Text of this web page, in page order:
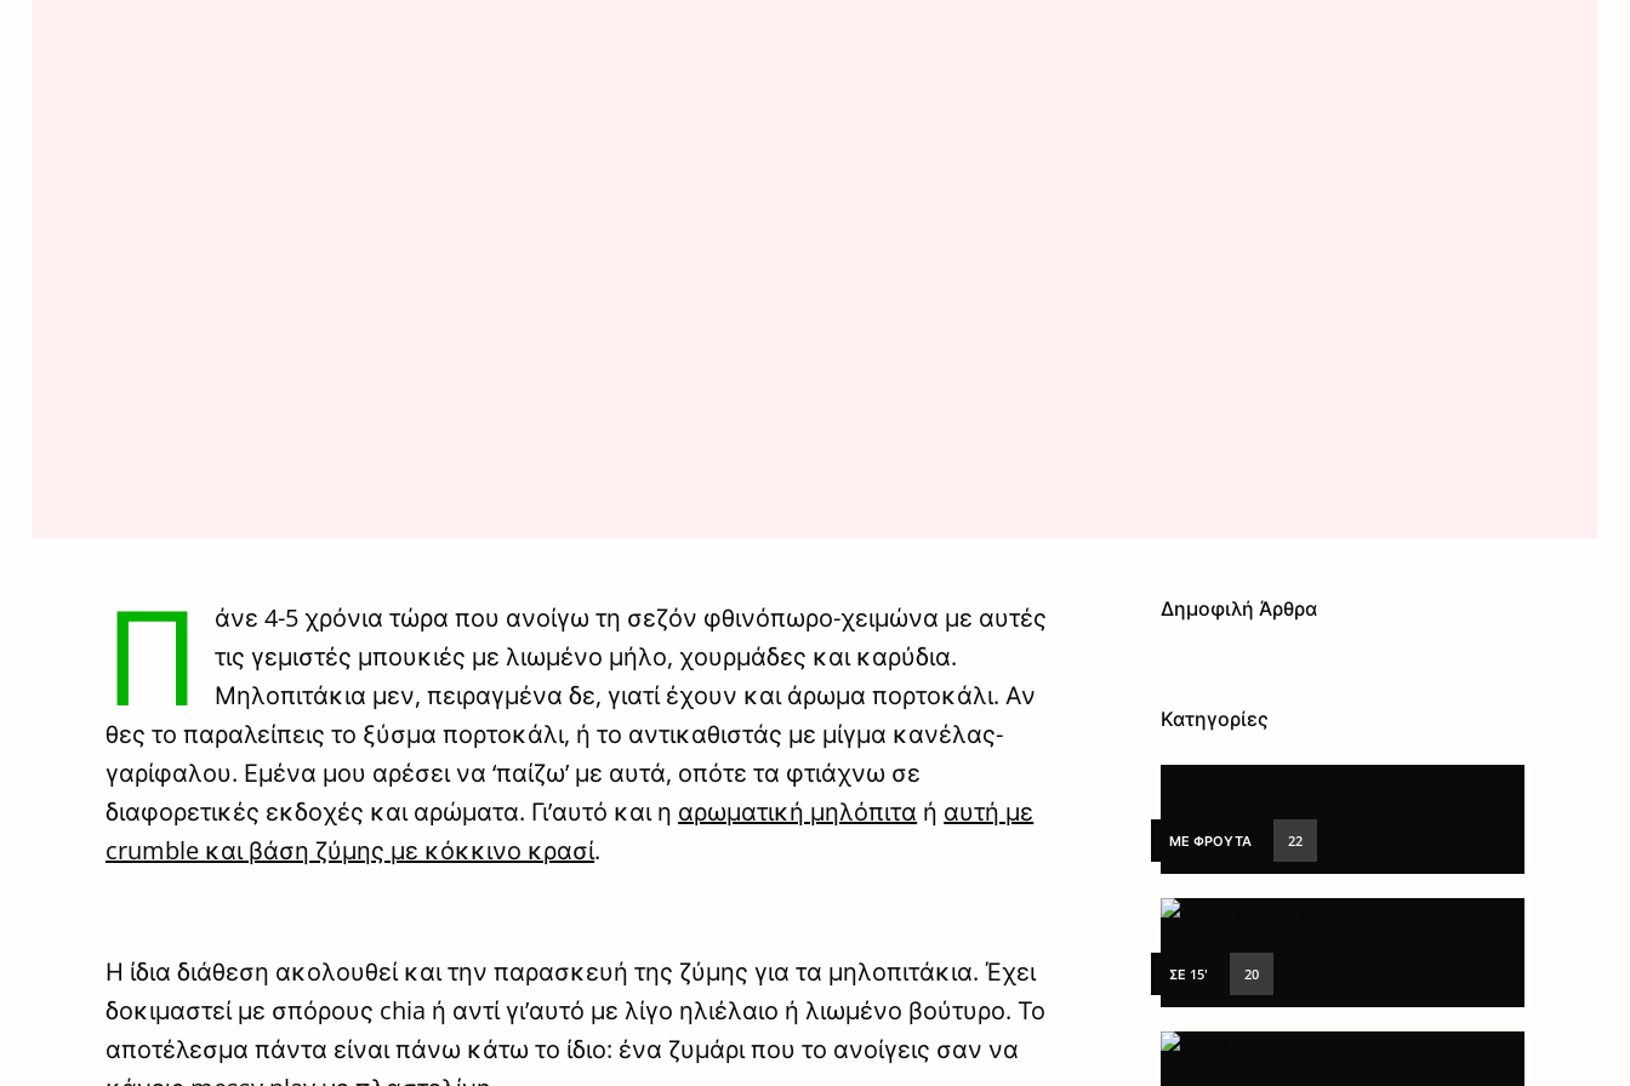
Π
άνε 4-5 χρόνια τώρα που ανοίγω τη σεζόν φθινόπωρο-χειμώνα με αυτές
τις γεμιστές μπουκιές με λιωμένο μήλο, χουρμάδες και καρύδια.
Μηλοπιτάκια μεν, πειραγμένα δε, γιατί έχουν και άρωμα πορτοκάλι. Αν
θες το παραλείπεις το ξύσμα πορτοκάλι, ή το αντικαθιστάς με μίγμα κανέλας-
γαρίφαλου. Εμένα μου αρέσει να ‘παίζω’ με αυτά, οπότε τα φτιάχνω σε
διαφορετικές εκδοχές και αρώματα. Γι’αυτό και η αρωματική μηλόπιτα ή αυτή με
crumble και βάση ζύμης με κόκκινο κρασί.
Η ίδια διάθεση ακολουθεί και την παρασκευή της ζύμης για τα μηλοπιτάκια. Έχει
δοκιμαστεί με σπόρους chia ή αντί γι’αυτό με λίγο ηλιέλαιο ή λιωμένο βούτυρο. Το
αποτέλεσμα πάντα είναι πάνω κάτω το ίδιο: ένα ζυμάρι που το ανοίγεις σαν να
Δημοφιλή Άρθρα
Κατηγορίες
ΜΕ ΦΡΟΎΤΑ 22
ΣΕ 15' 20